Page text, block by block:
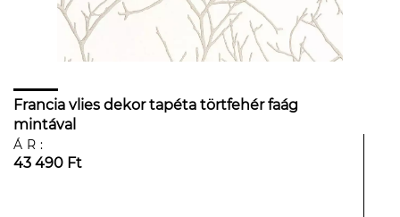
Francia vlies dekor tapéta törtfehér faág
mintával
ÁR:
43 490 Ft